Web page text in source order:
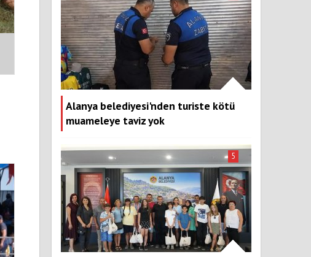
Alanya belediyesi'nden turiste kötü
muameleye taviz yok
5